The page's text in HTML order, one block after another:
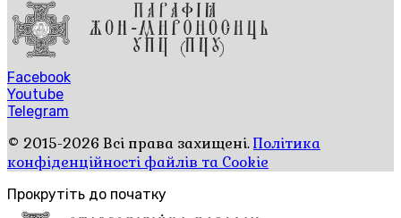
Facebook
Youtube
Telegram
© 2015-2026 Всі права захищені.Політика
конфіденційності файлів та Cookie
Прокрутіть до початку